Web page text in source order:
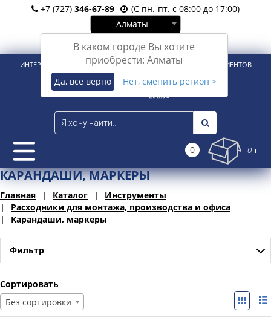
+7 (727) 346-67-89
(С пн.-пт. с 08:00 до 17:00)
Алматы
В каком городе Вы хотите
приобрести: Алматы
Да, все верно Нет, сменить регион >
Вход Регистрация
ИНТЕРНЕТ-МАГАЗИН ДЛЯ РОЗНИЧНЫХ И КОРПОРАТИВНЫХ КЛИЕНТОВ
0 0 ₸
КАРАНДАШИ, МАРКЕРЫ
Главная Каталог
Инструменты
Расходники для монтажа, производства и офиса
Карандаши, маркеры
Фильтр
Сортировать
Без сортировки